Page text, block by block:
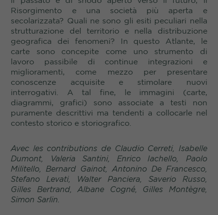
Risorgimento e una società più aperta e
secolarizzata? Quali ne sono gli esiti peculiari nella
strutturazione del territorio e nella distribuzione
geografica dei fenomeni? In questo Atlante, le
carte sono concepite come uno strumento di
lavoro passibile di continue integrazioni e
miglioramenti, come mezzo per presentare
conoscenze acquisite e stimolare nuovi
interrogativi. A tal fine, le immagini (carte,
diagrammi, grafici) sono associate a testi non
puramente descrittivi ma tendenti a collocarle nel
contesto storico e storiografico.
Avec les contributions de Claudio Cerreti, Isabelle
Dumont, Valeria Santini, Enrico Iachello, Paolo
Militello, Bernard Gainot, Antonino De Francesco,
Stefano Levati, Walter Panciera, Saverio Russo,
Gilles Bertrand, Albane Cogné, Gilles Montègre,
Simon Sarlin.